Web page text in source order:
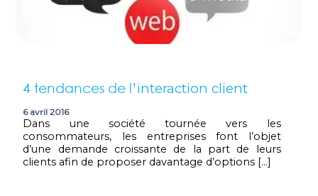
4 tendances de l’interaction client
6 avril 2016
Dans une société tournée vers les
consommateurs, les entreprises font l’objet
d’une demande croissante de la part de leurs
clients afin de proposer davantage d’options […]